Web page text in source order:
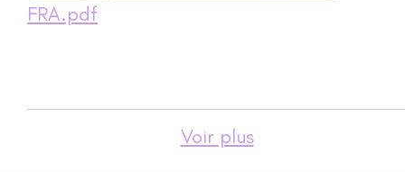
FRA.pdf
Voir plus